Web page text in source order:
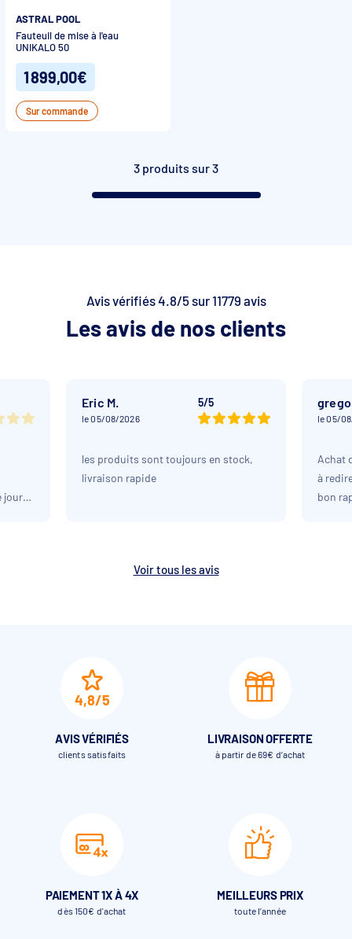
ASTRAL POOL
Fauteuil de mise à l'eau
UNIKALO 50
1 899,00€
Sur commande
3 produits sur 3
Avis vérifiés 4.8/5 sur 11779 avis
Les avis de nos clients
jour
Eric M. 5/5
le 05/08/2026
les produits sont toujours en stock,
livraison rapide
le 05/
Achat
à
bon
Voir tous les avis
4,8/5
AVIS VÉRIFIÉS
clients satisfaits
LIVRAISON OFFERTE
à partir de 69€ d’achat
PAIEMENT 1X À 4X
dès 150€ d'achat
MEILLEURS PRIX
toute l’année